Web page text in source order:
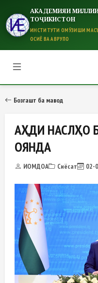
АКАДЕМИЯИ МИЛЛИИ
ТОҶИКИСТОН
ИНСТИТУТИ ОМӮЗИШИ
ОСИЁ ВА АВРУПО
АҲДИ
Бозгашт ба мавод
АҲДИ НАСЛҲО
ОЯНДА
ИОМДОА Сиёсат 02-